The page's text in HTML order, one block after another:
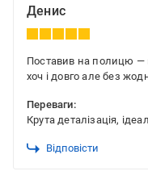
Денис
Поставив на полицю —
хоч і довго але без
Переваги:
Крута деталізація,
Відповісти